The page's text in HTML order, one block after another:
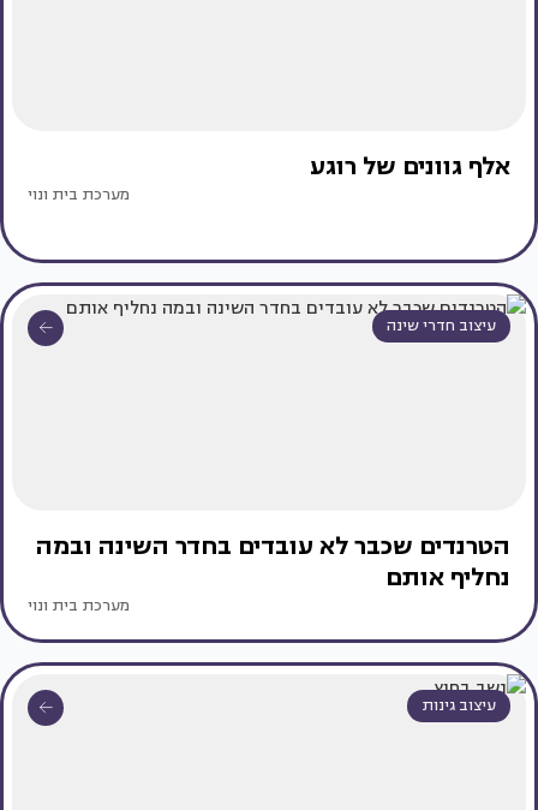
אלף גוונים של רוגע
מערכת בית ונוי
עיצוב חדרי שינה
הטרנדים שכבר לא עובדים בחדר השינה ובמה
נחליף אותם
מערכת בית ונוי
עיצוב גינות